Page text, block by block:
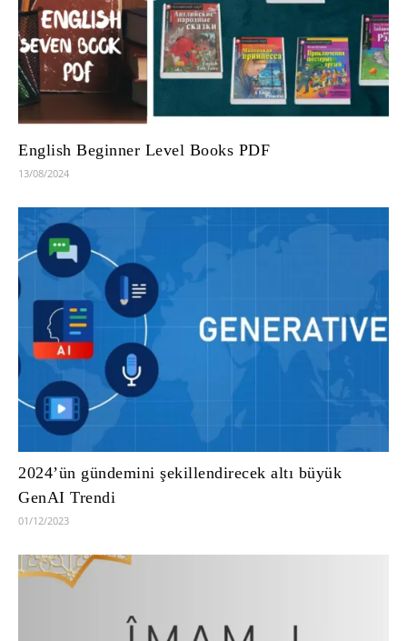
English Beginner Level Books PDF
13/08/2024
2024’ün gündemini şekillendirecek altı büyük
GenAI Trendi
01/12/2023